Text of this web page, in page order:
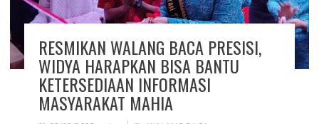
RESMIKAN WALANG BACA PRESISI,
WIDYA HARAPKAN BISA BANTU
KETERSEDIAAN INFORMASI
MASYARAKAT MAHIA